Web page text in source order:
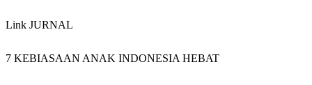
Link JURNAL
7 KEBIASAAN ANAK INDONESIA HEBAT